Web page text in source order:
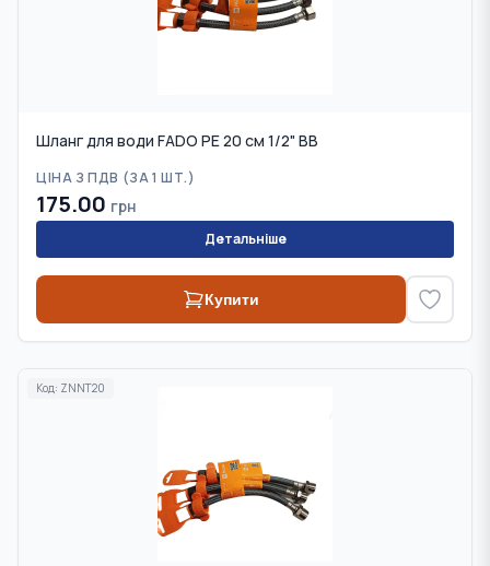
Шланг для води FADO PE 20 см 1/2" ВВ
ЦІНА З ПДВ (ЗА 1 ШТ.)
175.00 грн
Детальніше
Купити
Код: ZNNT20